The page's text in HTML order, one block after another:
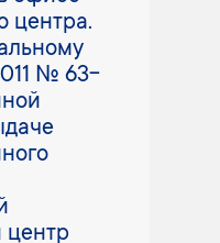
центра.
№ 63-
центр